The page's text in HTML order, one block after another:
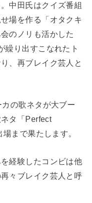
中田氏はクイズ番組
場を作る「オタクキ
のノリも活かした
繰り出すこなれたト
、再ブレイク芸人と
の歌ネタが大ブー
タ「Perfect
まで果たします。
経験したコンビは他
々ブレイク芸人と呼